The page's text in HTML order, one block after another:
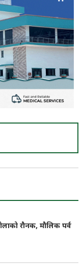
रौनक, मौलिक पर्व